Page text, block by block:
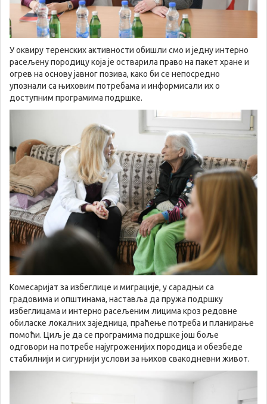
У оквиру теренских активности обишли смо и једну интерно
расељену породицу која је остварила право на пакет хране и
огрев на основу јавног позива, како би се непосредно
упознали са њиховим потребама и информисали их о
доступним програмима подршке.
Комесаријат за избеглице и миграције, у сарадњи са
градовима и општинама, наставља да пружа подршку
избеглицама и интерно расељеним лицима кроз редовне
обиласке локалних заједница, праћење потреба и планирање
помоћи. Циљ је да се програмима подршке још боље
одговори на потребе најугроженијих породица и обезбеде
стабилнији и сигурнији услови за њихов свакодневни живот.